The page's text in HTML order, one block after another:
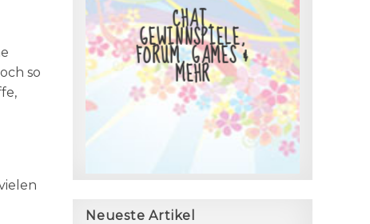
so
CHAT,
GEWINNSPIELE,
FORUM, GAMES &
MEHR
Neueste Artikel